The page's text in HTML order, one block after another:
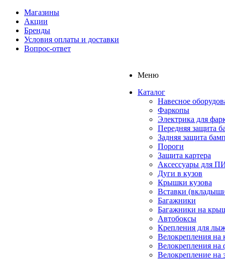
Магазины
Акции
Бренды
Условия оплаты и доставки
Вопрос-ответ
Меню
Каталог
Навесное
Фаркопы
Электрика для
Передняя защита
Задняя защита
Пороги
Защита картера
Аксессуары для
Дуги в кузов
Крышки кузова
Вставки
Багажники
Багажники на
Автобоксы
Крепления для
Велокрепления
Велокрепления на
Велокрепление на